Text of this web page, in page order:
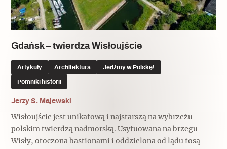
Kruchość rzeczy
Wywiady
Dolnośląski Indiana Jones
Dziedzictwo na co dzień
Ludzie
Popularne
Biskupin - rezerwat archeologiczny
Muzea od nowa
Popularne
Narodowego Muzeum Techniki
Zobacz również
Patronaty
MonumentApp
Mapa skojarzeń
Krakowskie Kawiarnie
Gdańsk – twierdza Wisłoujście
Artykuły Architektura Jedźmy w Polskę!
Pomniki historii
Jerzy S. Majewski
Wisłoujście jest unikatową i najstarszą na wybrzeżu
polskim twierdzą nadmorską. Usytuowana na brzegu
Wisły, otoczona bastionami i oddzielona od lądu fosą